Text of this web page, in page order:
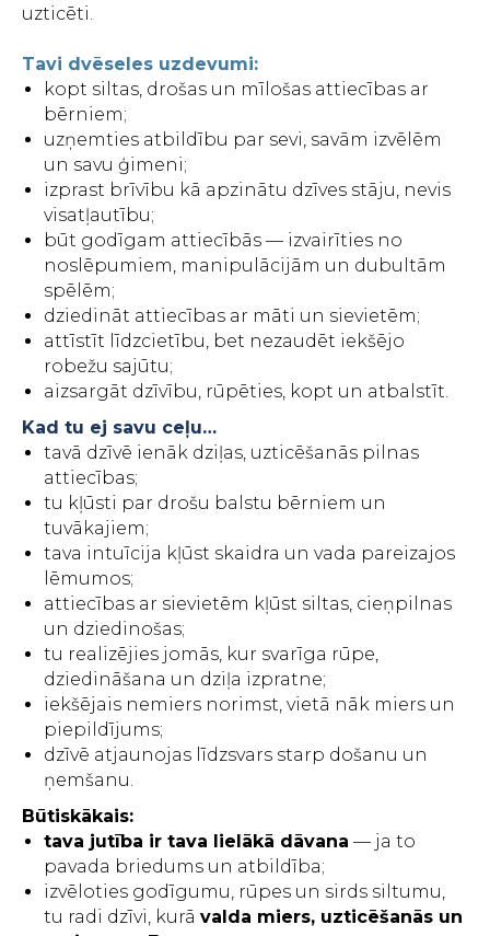
uzticēti.
Tavi dvēseles uzdevumi:
kopt siltas, drošas un mīlošas attiecības ar
bērniem;
uzņemties atbildību par sevi, savām izvēlēm
un savu ģimeni;
izprast brīvību kā apzinātu dzīves stāju, nevis
visatļautību;
būt godīgam attiecībās — izvairīties no
noslēpumiem, manipulācijām un dubultām
spēlēm;
dziedināt attiecības ar māti un sievietēm;
attīstīt līdzcietību, bet nezaudēt iekšējo
robežu sajūtu;
aizsargāt dzīvību, rūpēties, kopt un atbalstīt.
Kad tu ej savu ceļu…
tavā dzīvē ienāk dziļas, uzticēšanās pilnas
attiecības;
tu kļūsti par drošu balstu bērniem un
tuvākajiem;
tava intuīcija kļūst skaidra un vada pareizajos
lēmumos;
attiecības ar sievietēm kļūst siltas, cieņpilnas
un dziedinošas;
tu realizējies jomās, kur svarīga rūpe,
dziedināšana un dziļa izpratne;
iekšējais nemiers norimst, vietā nāk miers un
piepildījums;
dzīvē atjaunojas līdzsvars starp došanu un
ņemšanu.
Būtiskākais:
tava jutība ir tava lielākā dāvana — ja to
pavada briedums un atbildība;
izvēloties godīgumu, rūpes un sirds siltumu,
tu radi dzīvi, kurā valda miers, uzticēšanās un